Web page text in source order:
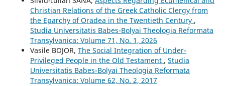
Christian Relations of the Greek Catholic Clergy from
the Eparchy of Oradea in the Twentieth Century ,
Studia Universitatis Babes-Bolyai Theologia Reformata
Transylvanica: Volume 71, No. 1, 2026
Vasile BOJOR, The Social Integration of Under-
Privileged People in the Old Testament , Studia
Universitatis Babes-Bolyai Theologia Reformata
Transylvanica: Volume 62, No. 2, 2017